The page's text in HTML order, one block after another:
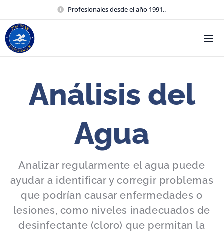
Profesionales desde el año 1991..
Análisis del
Agua
Analizar regularmente el agua puede
ayudar a identificar y corregir problemas
que podrían causar enfermedades o
lesiones, como niveles inadecuados de
desinfectante (cloro) que permitan la